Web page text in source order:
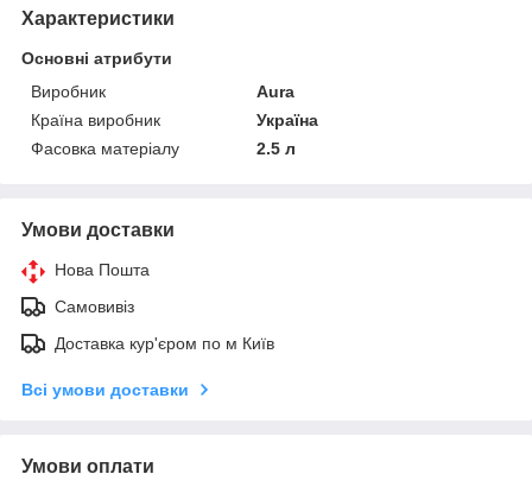
Характеристики
Основні атрибути
Виробник
Aura
Країна виробник
Україна
Фасовка матеріалу
2.5 л
Умови доставки
Нова Пошта
Самовивіз
Доставка кур'єром по м Київ
Всі умови доставки
Умови оплати